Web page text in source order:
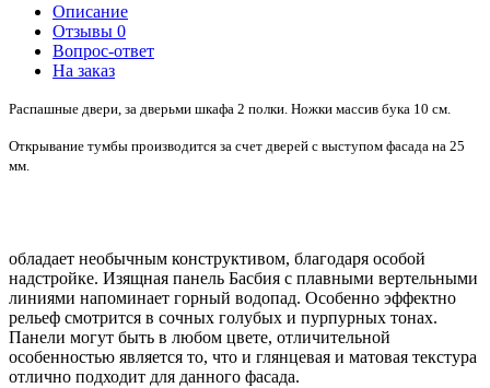
Описание
Отзывы 0
Вопрос-ответ
На заказ
Распашные двери, за дверьми шкафа 2 полки. Ножки массив бука 10 cм.
Открывание тумбы производится за счет дверей с выступом фасада на 25
мм.
обладает необычным конструктивом, благодаря особой
надстройке. Изящная панель Басбия с плавными вертельными
линиями напоминает горный водопад. Особенно эффектно
рельеф смотрится в сочных голубых и пурпурных тонах.
Панели могут быть в любом цвете, отличительной
особенностью является то, что и глянцевая и матовая текстура
отлично подходит для данного фасада.